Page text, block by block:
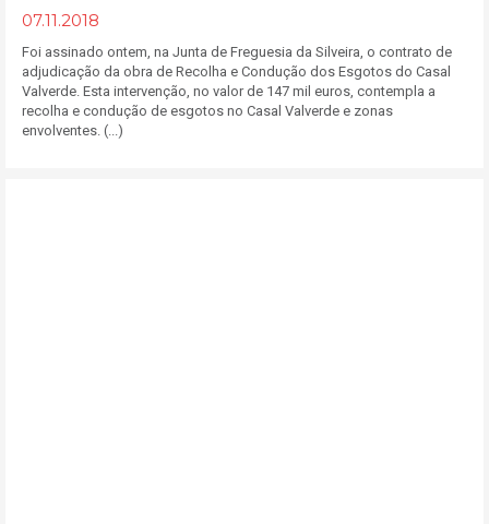
07.11.2018
Foi assinado ontem, na Junta de Freguesia da Silveira, o contrato de
adjudicação da obra de Recolha e Condução dos Esgotos do Casal
Valverde. Esta intervenção, no valor de 147 mil euros, contempla a
recolha e condução de esgotos no Casal Valverde e zonas
envolventes. (...)